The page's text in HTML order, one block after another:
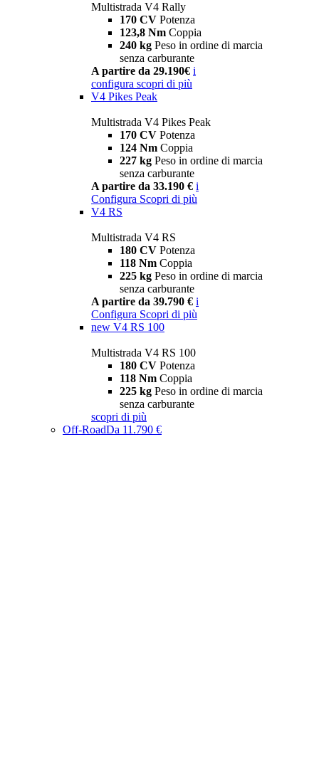
Multistrada V4 Rally
170 CV Potenza
123,8 Nm Coppia
240 kg Peso in ordine di marcia
senza carburante
A partire da 29.190€ i
configura scopri di più
V4 Pikes Peak
Multistrada V4 Pikes Peak
170 CV Potenza
124 Nm Coppia
227 kg Peso in ordine di marcia
senza carburante
A partire da 33.190 € i
Configura Scopri di più
V4 RS
Multistrada V4 RS
180 CV Potenza
118 Nm Coppia
225 kg Peso in ordine di marcia
senza carburante
A partire da 39.790 € i
Configura Scopri di più
new V4 RS 100
Multistrada V4 RS 100
180 CV Potenza
118 Nm Coppia
225 kg Peso in ordine di marcia
senza carburante
scopri di più
Off-RoadDa 11.790 €